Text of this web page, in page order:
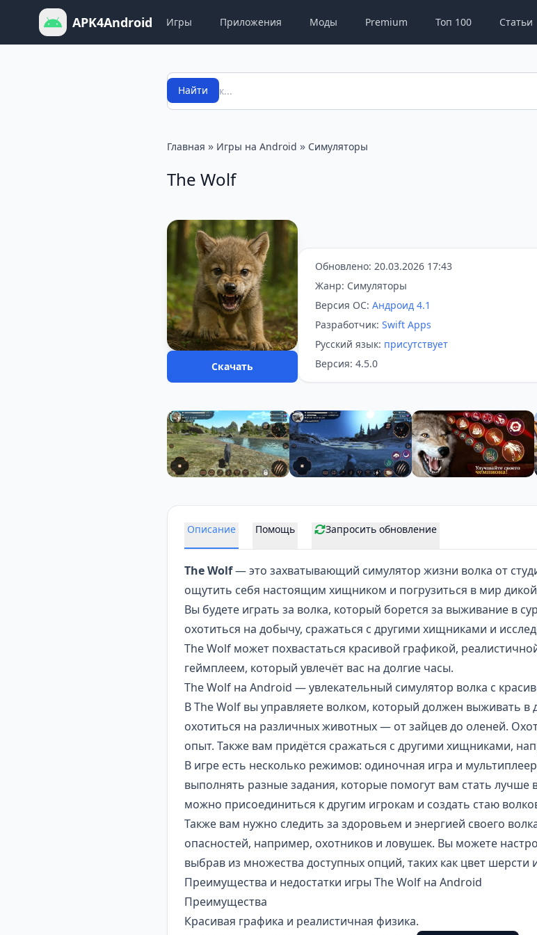
APK4Android Игры Приложения Моды Premium Топ 100 Статьи
Поиск
Найти
Главная » Игры на Android » Симуляторы
The Wolf
Скачать
Обновлено: 20.03.2026 17:43
Жанр: Симуляторы
Версия ОС: Андроид 4.1
Разработчик: Swift Apps
Русский язык: присутствует
Версия: 4.5.0
Описание Помощь Запросить обновление
The Wolf— это захватывающий симулятор жизни волка от
ощутить себя настоящим хищником и погрузиться в мир
Вы будете играть за волка, который борется за выживание в
охотиться на добычу, сражаться с другими хищниками и
The Wolf может похвастаться красивой графикой,
геймплеем, который увлечёт вас на долгие часы.
The Wolf на Android — увлекательный симулятор волка с
В The Wolf вы управляете волком, который должен выживать в
охотиться на различных животных — от зайцев до оленей.
опыт. Также вам придётся сражаться с другими хищниками,
В игре есть несколько режимов: одиночная игра и
выполнять разные задания, которые помогут вам стать
можно присоединиться к другим игрокам и создать стаю
Также вам нужно следить за здоровьем и энергией своего
опасностей, например, охотников и ловушек. Вы можете
выбрав из множества доступных опций, таких как цвет шерсти
Преимущества и недостатки игры The Wolf на Android
Преимущества
Красивая графика и реалистичная физика.